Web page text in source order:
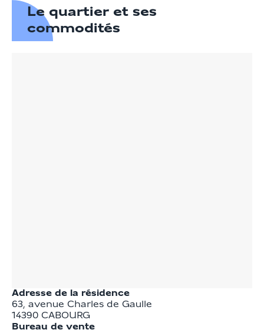
Le quartier et ses
commodités
Adresse de la résidence
63, avenue Charles de Gaulle
14390 CABOURG
Bureau de vente